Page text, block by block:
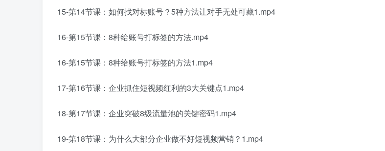
15-第14节课：如何找对标账号？5种方法让对手无处可藏1.mp4
16-第15节课：8种给账号打标签的方法.mp4
16-第15节课：8种给账号打标签的方法1.mp4
17-第16节课：企业抓住短视频红利的3大关键点1.mp4
18-第17节课：企业突破8级流量池的关键密码1.mp4
19-第18节课：为什么大部分企业做不好短视频营销？1.mp4